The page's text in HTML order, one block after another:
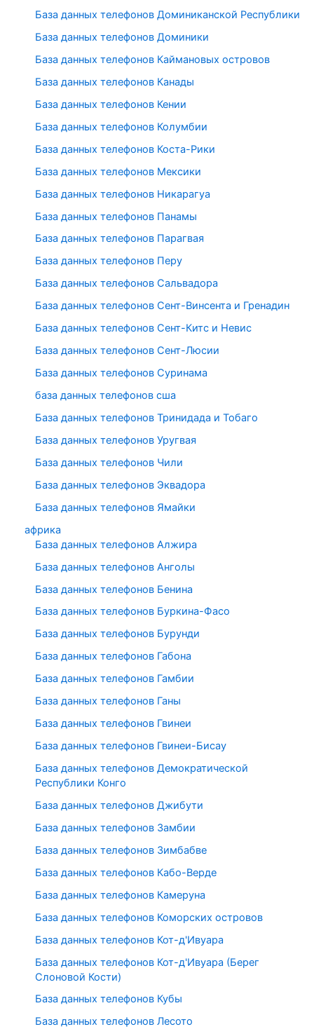
База данных телефонов Доминиканской Республики
База данных телефонов Доминики
База данных телефонов Каймановых островов
База данных телефонов Канады
База данных телефонов Кении
База данных телефонов Колумбии
База данных телефонов Коста-Рики
База данных телефонов Мексики
База данных телефонов Никарагуа
База данных телефонов Панамы
База данных телефонов Парагвая
База данных телефонов Перу
База данных телефонов Сальвадора
База данных телефонов Сент-Винсента и Гренадин
База данных телефонов Сент-Китс и Невис
База данных телефонов Сент-Люсии
База данных телефонов Суринама
база данных телефонов сша
База данных телефонов Тринидада и Тобаго
База данных телефонов Уругвая
База данных телефонов Чили
База данных телефонов Эквадора
База данных телефонов Ямайки
африка
База данных телефонов Алжира
База данных телефонов Анголы
База данных телефонов Бенина
База данных телефонов Буркина-Фасо
База данных телефонов Бурунди
База данных телефонов Габона
База данных телефонов Гамбии
База данных телефонов Ганы
База данных телефонов Гвинеи
База данных телефонов Гвинеи-Бисау
База данных телефонов Демократической
Республики Конго
База данных телефонов Джибути
База данных телефонов Замбии
База данных телефонов Зимбабве
База данных телефонов Кабо-Верде
База данных телефонов Камеруна
База данных телефонов Коморских островов
База данных телефонов Кот-д'Ивуара
База данных телефонов Кот-д'Ивуара (Берег
Слоновой Кости)
База данных телефонов Кубы
База данных телефонов Лесото